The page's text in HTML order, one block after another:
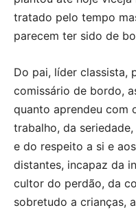
tratado pelo tempo
parecem ter sido de
Do pai, líder classista,
comissário de bordo,
quanto aprendeu com
trabalho, da
e do respeito a si e
distantes, incapaz da
cultor do perdão, da
sobretudo a crianças,